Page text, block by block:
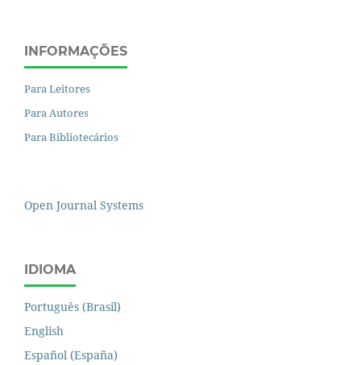
INFORMAÇÕES
Para Leitores
Para Autores
Para Bibliotecários
Open Journal Systems
IDIOMA
Português (Brasil)
English
Español (España)